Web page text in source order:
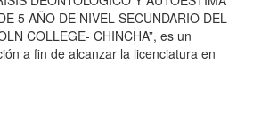
5 AÑO DE NIVEL SECUNDARIO DEL
COLLEGE- CHINCHA”, es un
a fin de alcanzar la licenciatura en